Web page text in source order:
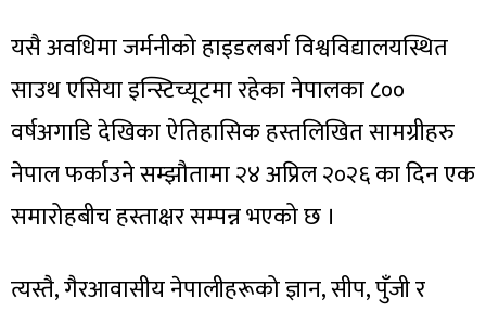
यसै अवधिमा जर्मनीको हाइडलबर्ग विश्वविद्यालयस्थित
साउथ एसिया इन्स्टिच्यूटमा रहेका नेपालका ८००
वर्षअगाडि देखिका ऐतिहासिक हस्तलिखित सामग्रीहरु
नेपाल फर्काउने सम्झौतामा २४ अप्रिल २०२६ का दिन एक
समारोहबीच हस्ताक्षर सम्पन्न भएको छ ।
त्यस्तै, गैरआवासीय नेपालीहरूको ज्ञान, सीप, पुँजी र